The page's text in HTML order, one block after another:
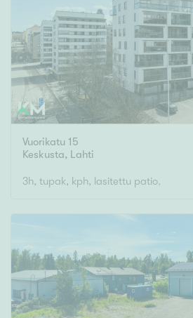
Vuorikatu 15
Keskusta, Lahti
3h, tupak, kph, lasitettu patio, varasto